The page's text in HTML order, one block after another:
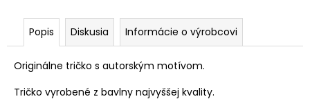
Popis Diskusia Informácie o výrobcovi
Originálne tričko s autorským motívom.
Tričko vyrobené z bavlny najvyššej kvality.